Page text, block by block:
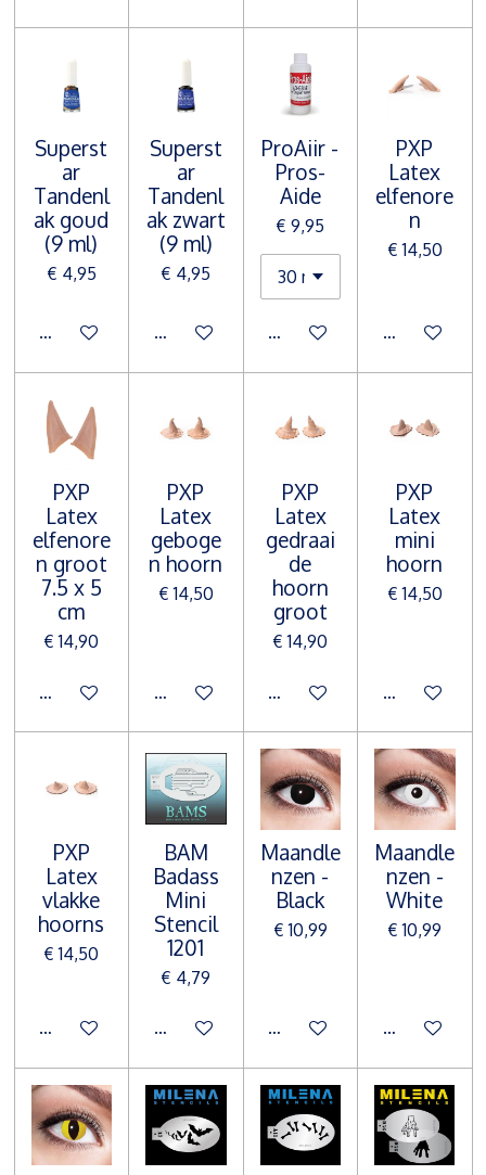
Superst
ar
Tandenl
ak goud
(9 ml)
€ 4,95
In winkelwagen
Superst
ar
Tandenl
ak zwart
(9 ml)
€ 4,95
In winkelwagen
ProAiir -
Pros-
Aide
€ 9,95
In winkelwagen
PXP
Latex
elfenore
n
€ 14,50
In
PXP
Latex
elfenore
n groot
7.5 x 5
cm
€ 14,90
In winkelwagen
PXP
Latex
geboge
n hoorn
€ 14,50
In winkelwagen
PXP
Latex
gedraai
de
hoorn
groot
€ 14,90
In winkelwagen
PXP
Latex
mini
hoorn
€ 14,50
In
PXP
Latex
vlakke
hoorns
€ 14,50
In winkelwagen
BAM
Badass
Mini
Stencil
1201
€ 4,79
In winkelwagen
Maandle
nzen -
Black
€ 10,99
In winkelwagen
Maandle
nzen -
White
€ 10,99
In